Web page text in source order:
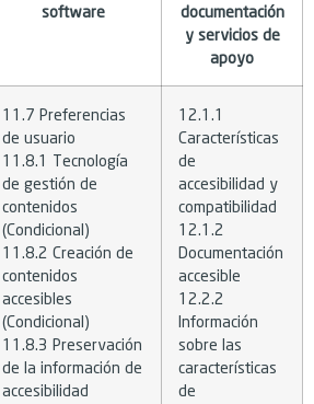
software
documentación
y servicios de
apoyo
11.7 Preferencias
de usuario
11.8.1 Tecnología
de gestión de
contenidos
(Condicional)
11.8.2 Creación de
contenidos
accesibles
(Condicional)
11.8.3 Preservación
de la información de
accesibilidad
12.1.1
Características
de
accesibilidad y
compatibilidad
12.1.2
Documentación
accesible
12.2.2
Información
sobre las
características
de